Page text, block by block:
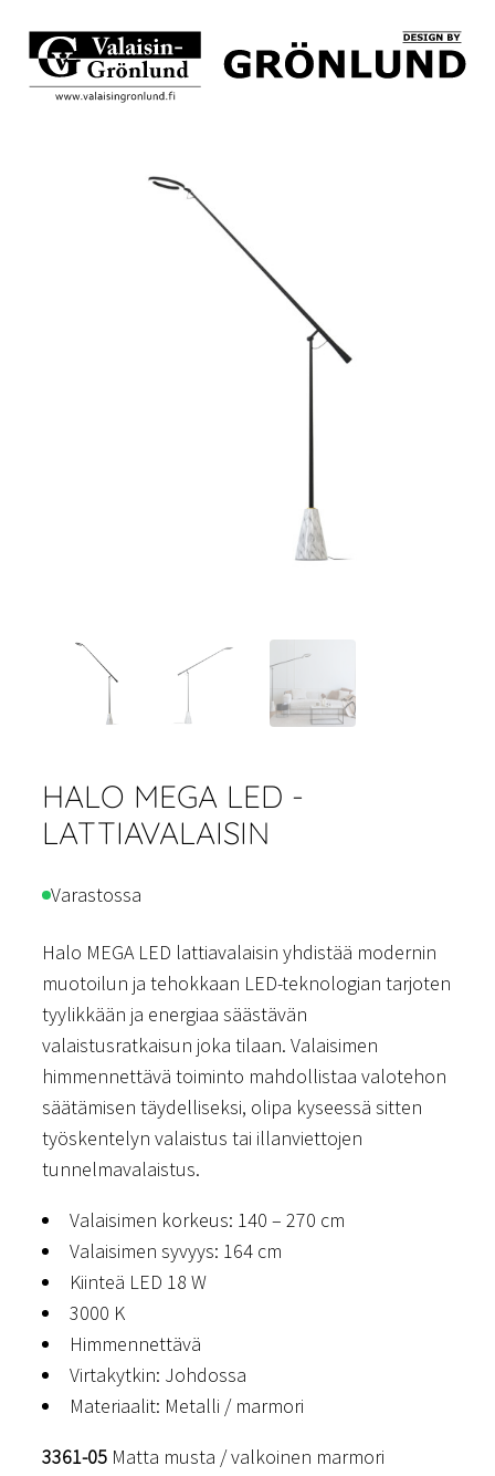
HALO MEGA LED -
LATTIAVALAISIN
Varastossa
Halo MEGA LED lattiavalaisin yhdistää modernin
muotoilun ja tehokkaan LED-teknologian tarjoten
tyylikkään ja energiaa säästävän
valaistusratkaisun joka tilaan. Valaisimen
himmennettävä toiminto mahdollistaa valotehon
säätämisen täydelliseksi, olipa kyseessä sitten
työskentelyn valaistus tai illanviettojen
tunnelmavalaistus.
Valaisimen korkeus: 140 – 270 cm
Valaisimen syvyys: 164 cm
Kiinteä LED 18 W
3000 K
Himmennettävä
Virtakytkin: Johdossa
Materiaalit: Metalli / marmori
3361-05 Matta musta / valkoinen marmori